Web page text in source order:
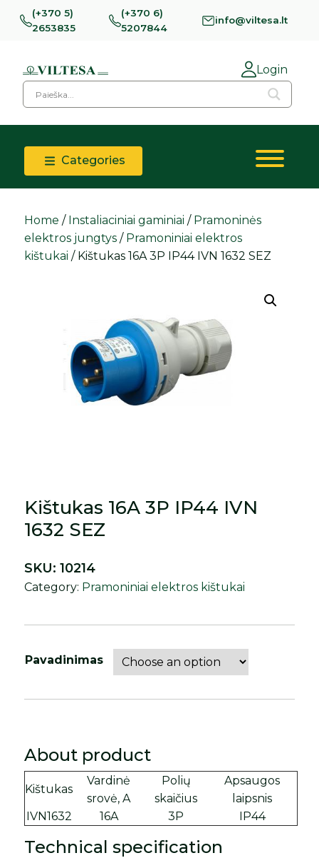
(+370 5)
2653835
(+370 6)
5207844
info@viltesa.lt
Login
Categories
Home / Instaliaciniai gaminiai / Pramoninės
elektros jungtys / Pramoniniai elektros
kištukai / Kištukas 16A 3P IP44 IVN 1632 SEZ
Kištukas 16A 3P IP44 IVN
1632 SEZ
Pavadinimas
SKU:10214
Category: Pramoniniai elektros kištukai
About product
Kištukas
Vardinė
srovė, A
Polių
skaičius
Apsaugos
laipsnis
IVN1632
16A 3P IP44
Technical specification